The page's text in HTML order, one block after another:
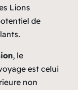
Lions
de
, le
est celui
non